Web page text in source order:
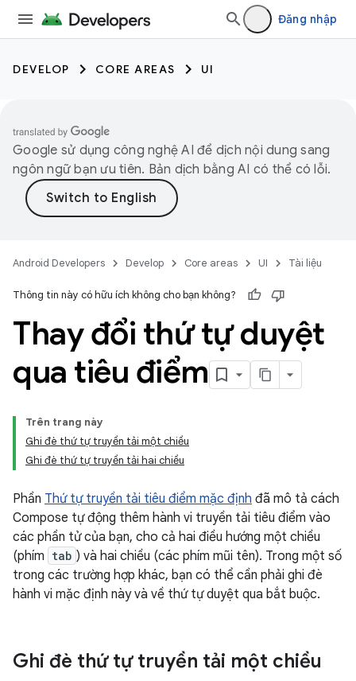
Đăng nhập
DEVELOP CORE AREAS UI
Google sử dụng công nghệ AI để dịch nội dung sang
ngôn ngữ bạn ưu tiên. Bản dịch bằng AI có thể có lỗi.
Android Developers Develop Core areas UI Tài liệu
Thông tin này có hữu ích không cho bạn không?
Thay đổi thứ tự duyệt
qua tiêu điểm
Trên trang này
Ghi đè thứ tự truyền tải một chiều
Ghi đè thứ tự truyền tải hai chiều
Phần Thứ tự truyền tải tiêu điểm mặc định đã mô tả cách
Compose tự động thêm hành vi truyền tải tiêu điểm vào
các phần tử của bạn, cho cả hai điều hướng một chiều
(phím tab ) và hai chiều (các phím mũi tên). Trong một số
trong các trường hợp khác, bạn có thể cần phải ghi đè
hành vi mặc định này và về thứ tự duyệt qua bắt buộc.
Ghi đè thứ tự truyền tải một chiều